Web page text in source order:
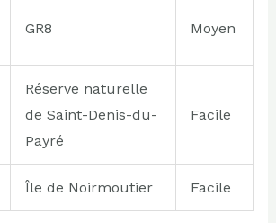
GR8 Moyen
Réserve naturelle
de Saint-Denis-du-
Payré
Facile
Île de Noirmoutier Facile